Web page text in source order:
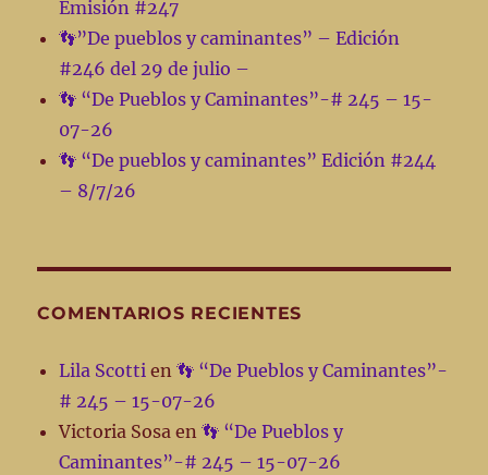
📻
CLAVE
POÉTICA
Emisión #247
👣”De pueblos y caminantes” – Edición
#246 del 29 de julio –
👣 “De Pueblos y Caminantes”-# 245 – 15-
07-26
👣 “De pueblos y caminantes” Edición #244
– 8/7/26
COMENTARIOS RECIENTES
Lila Scotti en👣 “De Pueblos y Caminantes”-
# 245 – 15-07-26
Victoria Sosa en👣 “De Pueblos y
Caminantes”-# 245 – 15-07-26